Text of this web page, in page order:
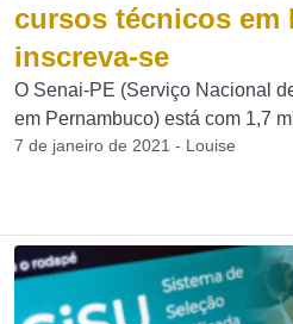
cursos técnicos em
inscreva-se
O Senai-PE (Serviço Nacional
em Pernambuco) está com 1,7
7 de janeiro de 2021 - Louise